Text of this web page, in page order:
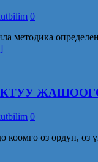
0
методика
0
коомго өз ордун, өз